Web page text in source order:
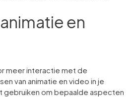
en
meer interactie met de
van animatie en video in je
gebruiken om bepaalde aspecten